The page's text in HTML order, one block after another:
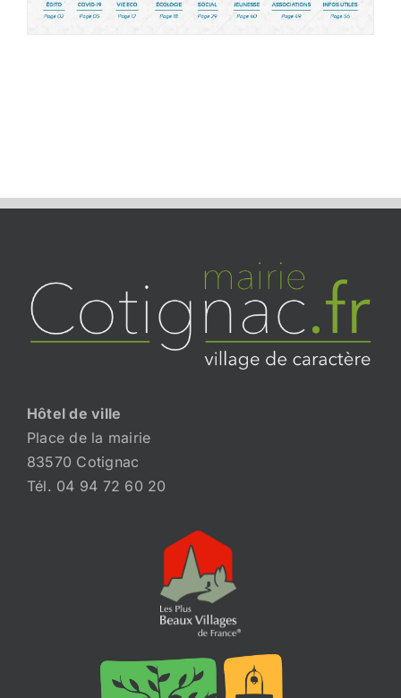
Hôtel de ville
Place de la mairie
83570 Cotignac
Tél. 04 94 72 60 20